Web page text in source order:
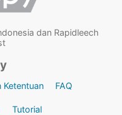
dan Rapidleech
Ketentuan FAQ
Tutorial